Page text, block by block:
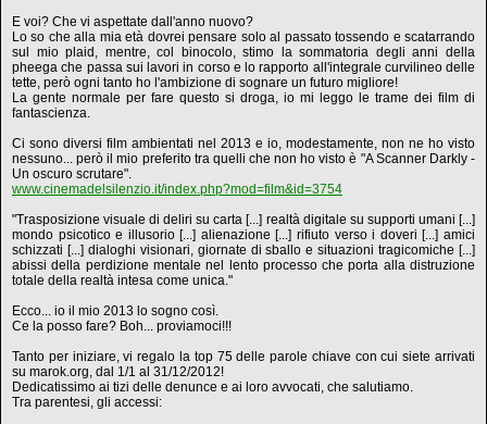
E voi? Che vi aspettate dall'anno nuovo?
Lo so che alla mia età dovrei pensare solo al passato tossendo e scatarrando
sul mio plaid, mentre, col binocolo, stimo la sommatoria degli anni della
pheega che passa sui lavori in corso e lo rapporto all'integrale curvilineo delle
tette, però ogni tanto ho l'ambizione di sognare un futuro migliore!
La gente normale per fare questo si droga, io mi leggo le trame dei film di
fantascienza.
Ci sono diversi film ambientati nel 2013 e io, modestamente, non ne ho visto
nessuno... però il mio preferito tra quelli che non ho visto è "A Scanner Darkly -
Un oscuro scrutare".
www.cinemadelsilenzio.it/index.php?mod=film&id=3754
"Trasposizione visuale di deliri su carta [...] realtà digitale su supporti umani [...]
mondo psicotico e illusorio [...] alienazione [...] rifiuto verso i doveri [...] amici
schizzati [...] dialoghi visionari, giornate di sballo e situazioni tragicomiche [...]
abissi della perdizione mentale nel lento processo che porta alla distruzione
totale della realtà intesa come unica."
Ecco... io il mio 2013 lo sogno così.
Ce la posso fare? Boh... proviamoci!!!
Tanto per iniziare, vi regalo la top 75 delle parole chiave con cui siete arrivati
su marok.org, dal 1/1 al 31/12/2012!
Dedicatissimo ai tizi delle denunce e ai loro avvocati, che salutiamo.
Tra parentesi, gli accessi: